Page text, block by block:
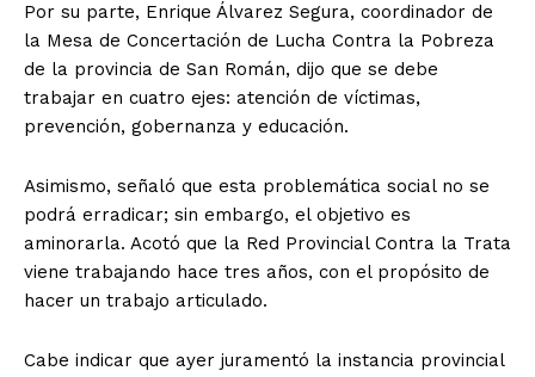
Por su parte, Enrique Álvarez Segura, coordinador de
la Mesa de Concertación de Lucha Contra la Pobreza
de la provincia de San Román, dijo que se debe
trabajar en cuatro ejes: atención de víctimas,
prevención, gobernanza y educación.
Asimismo, señaló que esta problemática social no se
podrá erradicar; sin embargo, el objetivo es
aminorarla. Acotó que la Red Provincial Contra la Trata
viene trabajando hace tres años, con el propósito de
hacer un trabajo articulado.
Cabe indicar que ayer juramentó la instancia provincial